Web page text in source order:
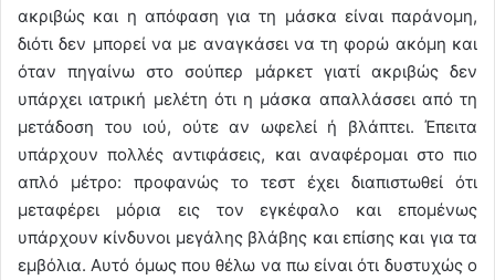
ακριβώς και η απόφαση για τη μάσκα είναι παράνομη,
διότι δεν μπορεί να με αναγκάσει να τη φορώ ακόμη και
όταν πηγαίνω στο σούπερ μάρκετ γιατί ακριβώς δεν
υπάρχει ιατρική μελέτη ότι η μάσκα απαλλάσσει από τη
μετάδοση του ιού, ούτε αν ωφελεί ή βλάπτει. Έπειτα
υπάρχουν πολλές αντιφάσεις, και αναφέρομαι στο πιο
απλό μέτρο: προφανώς το τεστ έχει διαπιστωθεί ότι
μεταφέρει μόρια εις τον εγκέφαλο και επομένως
υπάρχουν κίνδυνοι μεγάλης βλάβης και επίσης και για τα
εμβόλια. Αυτό όμως που θέλω να πω είναι ότι δυστυχώς ο